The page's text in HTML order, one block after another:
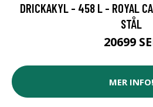
DRICKAKYL - 458 L - ROYAL
STÅL
20699
MER INFO!